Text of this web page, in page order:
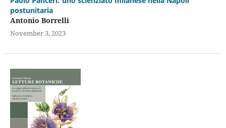
postunitaria
Antonio Borrelli
November 3, 2023